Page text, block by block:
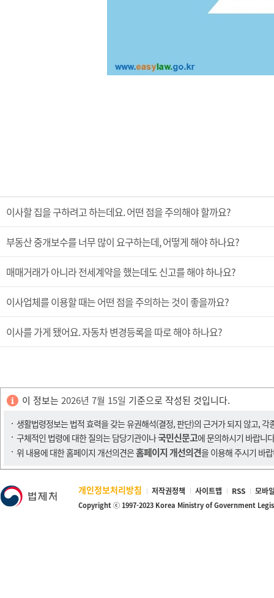
이사할 집을 구하려고 하는데요. 어떤 점을 주의해야 할까요?
부동산 중개보수를 너무 많이 요구하는데, 어떻게 해야 하나요?
매매거래가 아니라 전세계약을 했는데도 신고를 해야 하나요?
이사업체를 이용할 때는 어떤 점을 주의하는 것이 좋을까요?
이사를 가게 됐어요. 자동차 변경등록을 따로 해야 하나요?
이 정보는 2026년 7월 15일 기준으로 작성된 것입니다.
생활법령정보는 법적 효력을 갖는 유권해석(결정, 판단)의 근거가 되지 않고,
구체적인 법령에 대한 질의는 담당기관이나국민신문고에 문의하시기 바랍니
위 내용에 대한 홈페이지 개선의견은홈페이지 개선의견을 이용해 주시기 바
개인정보처리방침 저작권정책 사이트맵 RSS 모바
Copyright ⓒ 1997-2023 Korea Ministry of Government